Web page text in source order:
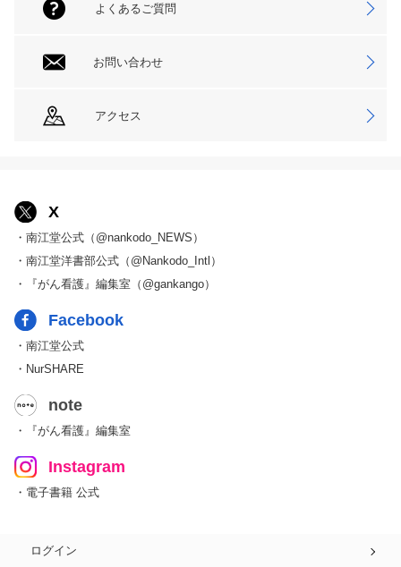
よくあるご質問
お問い合わせ
アクセス
X
・南江堂公式（@nankodo_NEWS）
・南江堂洋書部公式（@Nankodo_Intl）
・『がん看護』編集室（@gankango）
Facebook
・南江堂公式
・NurSHARE
note
・『がん看護』編集室
Instagram
・電子書籍 公式
ログイン